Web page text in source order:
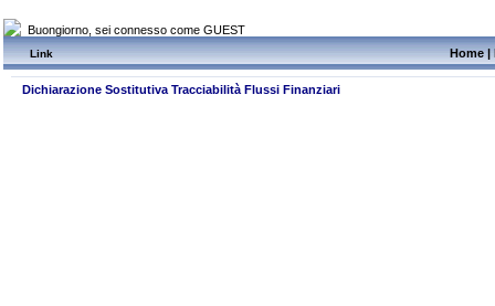
Buongiorno, sei connesso come GUEST
Link Home|
Dichiarazione Sostitutiva Tracciabilità Flussi Finanziari